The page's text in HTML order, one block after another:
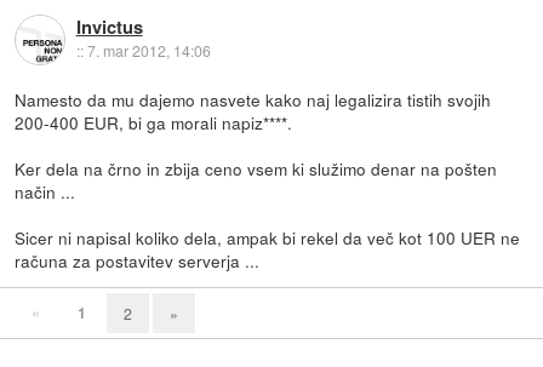
Invictus
::7. mar 2012, 14:06
Namesto da mu dajemo nasvete kako naj legalizira tistih svojih
200-400 EUR, bi ga morali napiz****.
Ker dela na črno in zbija ceno vsem ki služimo denar na pošten
način ...
Sicer ni napisal koliko dela, ampak bi rekel da več kot 100 UER ne
računa za postavitev serverja ...
« 1 2 »